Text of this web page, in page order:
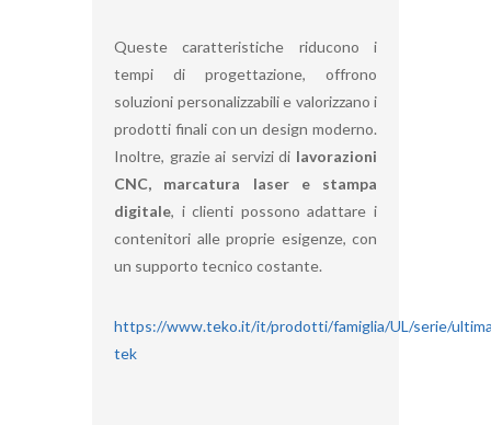
Queste caratteristiche riducono i
tempi di progettazione, offrono
soluzioni personalizzabili e valorizzano i
prodotti finali con un design moderno.
Inoltre, grazie ai servizi di lavorazioni
CNC, marcatura laser e stampa
digitale, i clienti possono adattare i
contenitori alle proprie esigenze, con
un supporto tecnico costante.
https://www.teko.it/it/prodotti/famiglia/UL/serie/
tek